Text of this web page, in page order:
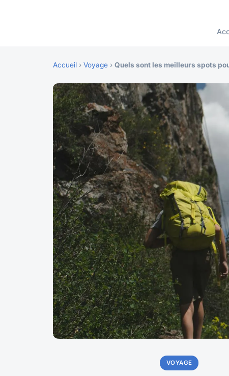
Accueil › Voyage › Quels sont les meilleurs spots
VOYAGE